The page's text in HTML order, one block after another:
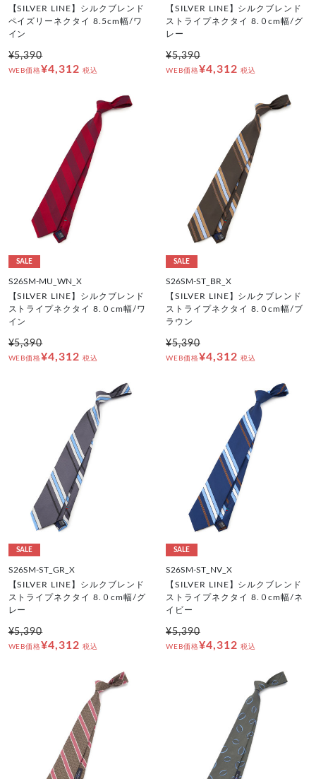
【SILVER LINE】シルクブレンド
ペイズリーネクタイ 8.5cm幅/ワ
イン
¥5,390
WEB価格¥4,312 税込
【SILVER LINE】シルクブレンド
ストライプネクタイ 8.０cm幅/グ
レー
¥5,390
WEB価格¥4,312 税込
SALE
S26SM-MU_WN_X
【SILVER LINE】シルクブレンド
ストライプネクタイ 8.０cm幅/ワ
イン
¥5,390
WEB価格¥4,312 税込
SALE
S26SM-ST_BR_X
【SILVER LINE】シルクブレンド
ストライプネクタイ 8.０cm幅/ブ
ラウン
¥5,390
WEB価格¥4,312 税込
SALE
S26SM-ST_GR_X
【SILVER LINE】シルクブレンド
ストライプネクタイ 8.０cm幅/グ
レー
¥5,390
WEB価格¥4,312 税込
SALE
S26SM-ST_NV_X
【SILVER LINE】シルクブレンド
ストライプネクタイ 8.０cm幅/ネ
イビー
¥5,390
WEB価格¥4,312 税込